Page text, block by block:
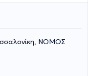
ως Ψυχολόγος σε
ΚΕΔΑΣΥ και σε
ΝΟΜΟΣ